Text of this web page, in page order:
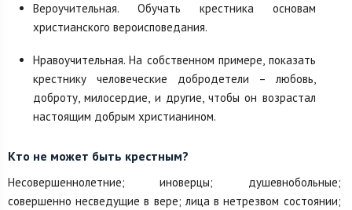
Вероучительная. Обучать крестника основам
христианского вероисповедания.
Нравоучительная. На собственном примере, показать
крестнику человеческие добродетели – любовь,
доброту, милосердие, и другие, чтобы он возрастал
настоящим добрым христианином.
Кто не может быть крестным?
Несовершеннолетние; иноверцы; душевнобольные;
совершенно несведущие в вере; лица в нетрезвом состоянии;